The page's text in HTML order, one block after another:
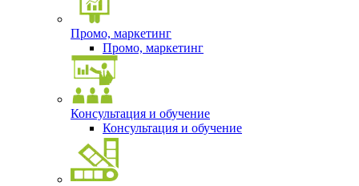
Промо, маркетинг
Промо, маркетинг
Консультация и обучение
Консультация и обучение